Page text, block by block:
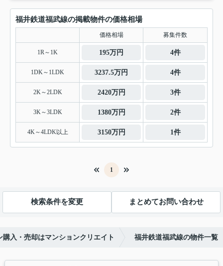
福井鉄道福武線の掲載物件の価格相場
価格相場 募集件数
1R～1K 195万円 4件
1DK～1LDK 3237.5万円 4件
2K～2LDK 2420万円 3件
3K～3LDK 1380万円 2件
4K～4LDK以上 3150万円 1件
1
検索条件を変更 まとめてお問い合わせ
購入・売却はマンションクリエイト 福井鉄道福武線の物件一覧